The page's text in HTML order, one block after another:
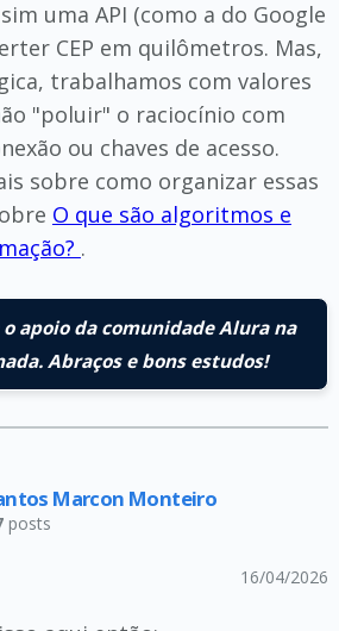
uma API (como a do Google
CEP em quilômetros. Mas,
trabalhamos com valores
"poluir" o raciocínio com
ou chaves de acesso.
sobre como organizar essas
O que são algoritmos e
.
o apoio da comunidade Alura na
Abraços e bons estudos!
Marcon Monteiro
posts
16/04/2026